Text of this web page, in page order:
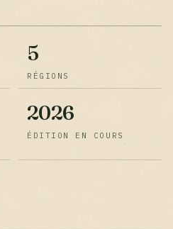
5
RÉGIONS
2026
ÉDITION EN COURS